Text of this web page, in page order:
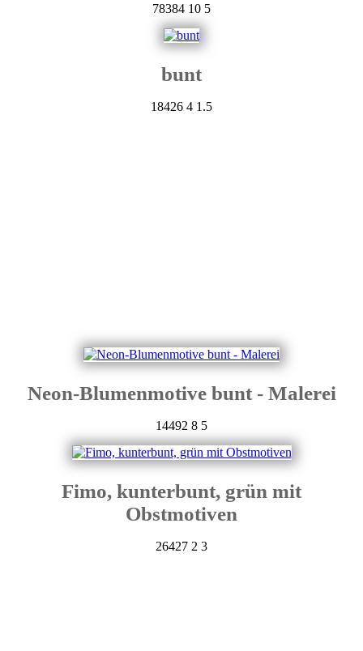
78384 10 5
bunt
18426 4 1.5
Neon-Blumenmotive bunt - Malerei
14492 8 5
Fimo, kunterbunt, grün mit
Obstmotiven
26427 2 3